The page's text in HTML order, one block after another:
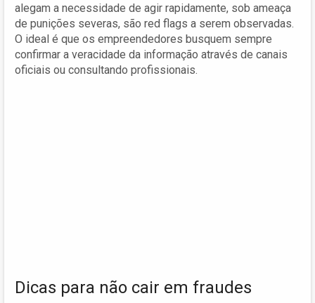
alegam a necessidade de agir rapidamente, sob ameaça
de punições severas, são red flags a serem observadas.
O ideal é que os empreendedores busquem sempre
confirmar a veracidade da informação através de canais
oficiais ou consultando profissionais.
Dicas para não cair em fraudes